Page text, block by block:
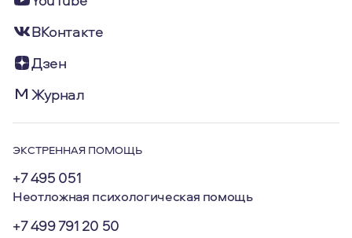
ВКонтакте
Дзен
Журнал
ЭКСТРЕННАЯ ПОМОЩЬ
+7 495 051
Неотложная психологическая помощь
+7 499 791 20 50